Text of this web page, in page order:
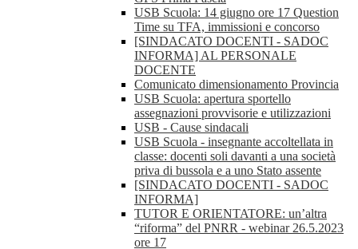
USB Scuola: 14 giugno ore 17 Question
Time su TFA, immissioni e concorso
[SINDACATO DOCENTI - SADOC
INFORMA] AL PERSONALE
DOCENTE
Comunicato dimensionamento Provincia
USB Scuola: apertura sportello
assegnazioni provvisorie e utilizzazioni
USB - Cause sindacali
USB Scuola - insegnante accoltellata in
classe: docenti soli davanti a una società
priva di bussola e a uno Stato assente
[SINDACATO DOCENTI - SADOC
INFORMA]
TUTOR E ORIENTATORE: un’altra
“riforma” del PNRR - webinar 26.5.2023
ore 17